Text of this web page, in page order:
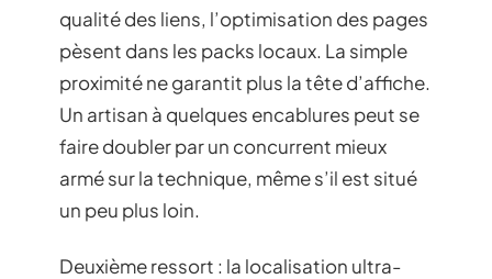
qualité des liens, l’optimisation des pages
pèsent dans les packs locaux. La simple
proximité ne garantit plus la tête d’affiche.
Un artisan à quelques encablures peut se
faire doubler par un concurrent mieux
armé sur la technique, même s’il est situé
un peu plus loin.
Deuxième ressort : la localisation ultra-